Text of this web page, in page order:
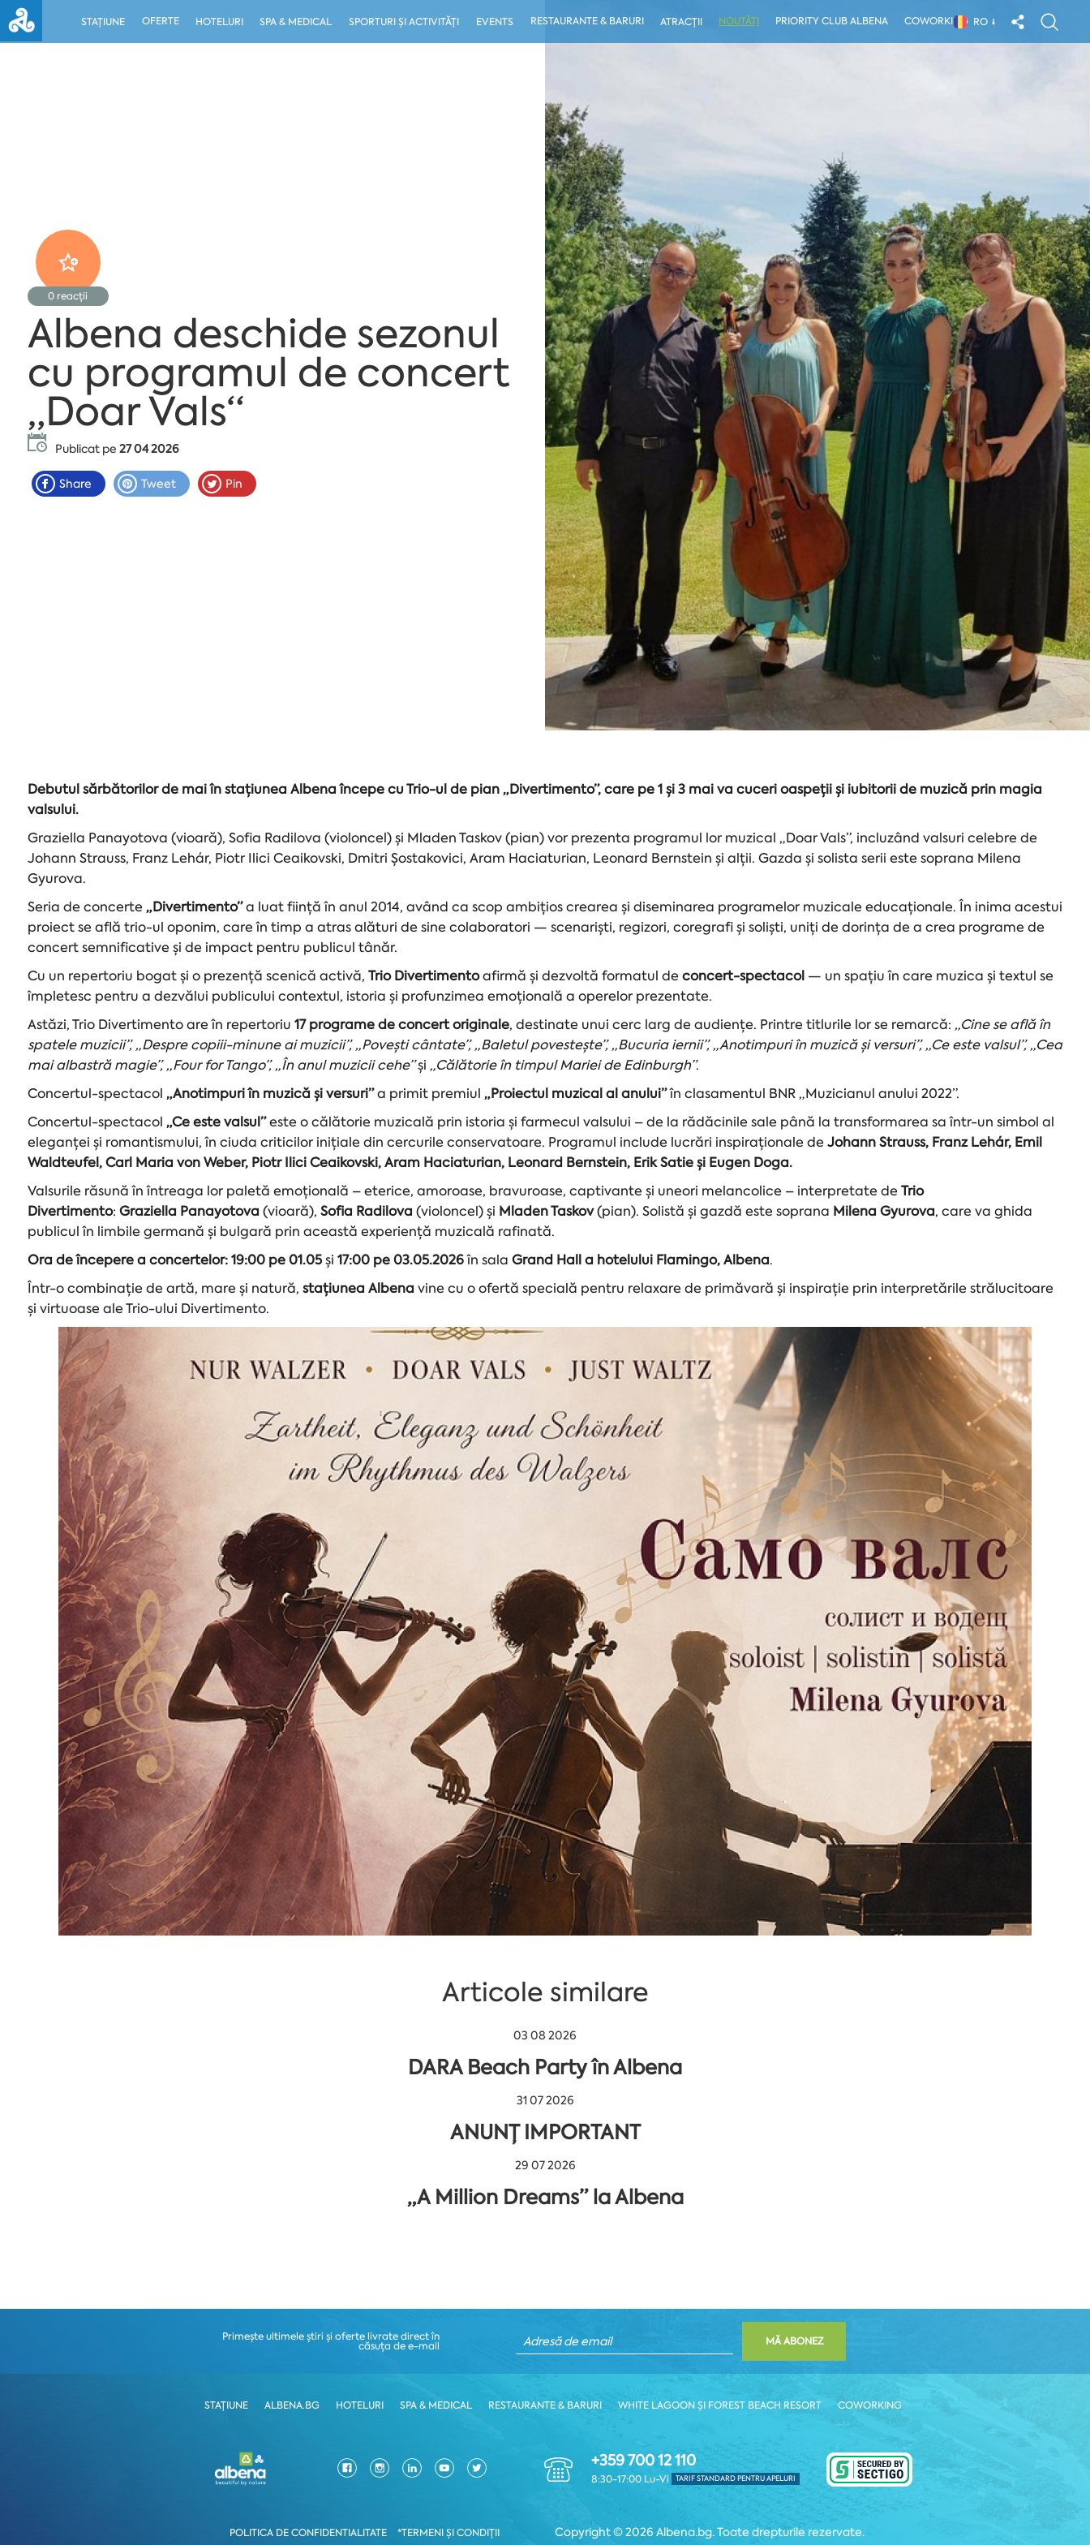
STAȚIUNE OFERTE HOTELURI SPA & MEDICAL SPORTURI ȘI ACTIVITĂȚI EVENTS RESTAURANTE & BARURI ATRACȚII NOUTĂȚI PRIORITY CLUB ALBENA COWORKING RO
0 reacții
Albena deschide sezonul
cu programul de concert
„Doar Vals“
Publicat pe 27 04 2026
Share Tweet Pin
Debutul sărbătorilor de mai în stațiunea Albena începe cu Trio-ul de pian „Divertimento”, care pe 1 și 3 mai va cuceri oaspeții și iubitorii de muzică prin magia
valsului.
Graziella Panayotova (vioară), Sofia Radilova (violoncel) și Mladen Taskov (pian) vor prezenta programul lor muzical „Doar Vals”, incluzând valsuri celebre de
Johann Strauss, Franz Lehár, Piotr Ilici Ceaikovski, Dmitri Șostakovici, Aram Haciaturian, Leonard Bernstein și alții. Gazda și solista serii este soprana Milena
Gyurova.
Seria de concerte „Divertimento”a luat ființă în anul 2014, având ca scop ambițios crearea și diseminarea programelor muzicale educaționale. În inima acestui
proiect se află trio-ul oponim, care în timp a atras alături de sine colaboratori — scenariști, regizori, coregrafi și soliști, uniți de dorința de a crea programe de
concert semnificative și de impact pentru publicul tânăr.
Cu un repertoriu bogat și o prezență scenică activă, Trio Divertimentoafirmă și dezvoltă formatul deconcert-spectacol — un spațiu în care muzica și textul se
împletesc pentru a dezvălui publicului contextul, istoria și profunzimea emoțională a operelor prezentate.
Astăzi, Trio Divertimento are în repertoriu 17 programe de concert originale, destinate unui cerc larg de audiențe. Printre titlurile lor se remarcă: „Cine se află în
spatele muzicii”, „Despre copiii-minune ai muzicii”, „Povești cântate”, „Baletul povestește”, „Bucuria iernii”, „Anotimpuri în muzică și versuri”, „Ce este valsul”, „Cea
mai albastră magie”, „Four for Tango”, „În anul muzicii cehe”și „Călătorie în timpul Mariei de Edinburgh”.
Concertul-spectacol „Anotimpuri în muzică și versuri”a primit premiul „Proiectul muzical al anului”în clasamentul BNR „Muzicianul anului 2022”.
Concertul-spectacol „Ce este valsul”este o călătorie muzicală prin istoria și farmecul valsului – de la rădăcinile sale până la transformarea sa într-un simbol al
eleganței și romantismului, în ciuda criticilor inițiale din cercurile conservatoare. Programul include lucrări inspiraționale deJohann Strauss, Franz Lehár, Emil
Waldteufel, Carl Maria von Weber, Piotr Ilici Ceaikovski, Aram Haciaturian, Leonard Bernstein, Erik Satie și Eugen Doga.
Valsurile răsună în întreaga lor paletă emoțională – eterice, amoroase, bravuroase, captivante și uneori melancolice – interpretate deTrio
Divertimento: Graziella Panayotova (vioară), Sofia Radilova (violoncel) și Mladen Taskov(pian). Solistă și gazdă este soprana Milena Gyurova, care va ghida
publicul în limbile germană și bulgară prin această experiență muzicală rafinată.
Ora de începere a concertelor: 19:00 pe 01.05și 17:00 pe 03.05.2026în sala Grand Hall a hotelului Flamingo, Albena.
Într-o combinație de artă, mare și natură, stațiunea Albena vine cu o ofertă specială pentru relaxare de primăvară și inspirație prin interpretările strălucitoare
și virtuoase ale Trio-ului Divertimento.
Articole similare
03 08 2026
DARA Beach Party în Albena
31 07 2026
ANUNȚ IMPORTANT
29 07 2026
„A Million Dreams” la Albena
Primește ultimele știri și oferte livrate direct în
căsuța de e-mail MĂ ABONEZ
STAȚIUNE ALBENA.BG HOTELURI SPA & MEDICAL RESTAURANTE & BARURI WHITE LAGOON ȘI FOREST BEACH RESORT COWORKING
+359 700 12 110
8:30-17:00 Lu-Vi TARIF STANDARD PENTRU APELURI
POLITICA DE CONFIDENTIALITATE *TERMENI ŞI CONDIȚII Copyright © 2026 Albena.bg. Toate drepturile rezervate.